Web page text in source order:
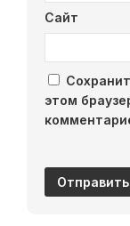
Сайт
этом